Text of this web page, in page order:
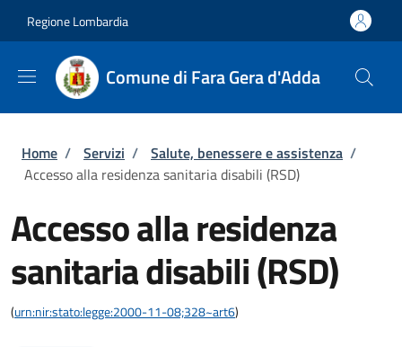
Regione Lombardia
Comune di Fara Gera d'Adda
Briciole di pane
Home / Servizi / Salute, benessere e assistenza /
Accesso alla residenza sanitaria disabili (RSD)
Accesso alla residenza
sanitaria disabili (RSD)
(urn:nir:stato:legge:2000-11-08;328~art6)